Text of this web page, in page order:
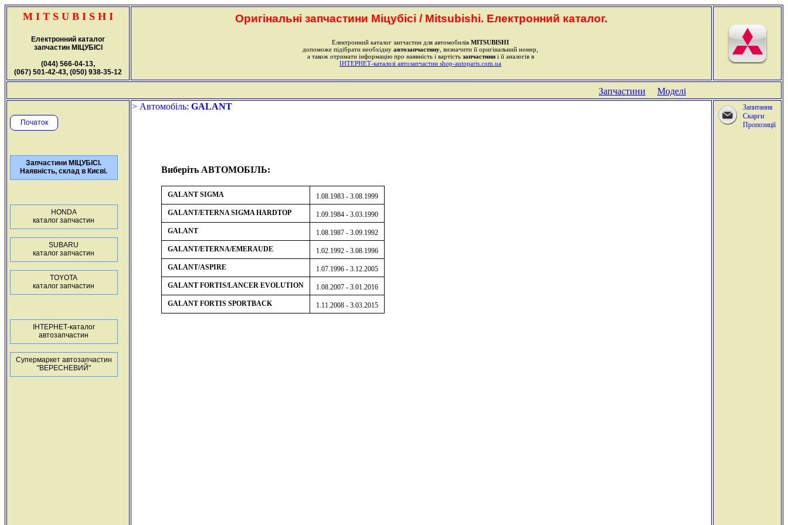
M I T S U B I S H I
Електронний каталог
запчастин МІЦУБІСІ
(044) 566-04-13,
(067) 501-42-43, (050) 938-35-12
Оригінальні запчастини Міцубісі / Mitsubishi. Електронний каталог.
Електронний каталог запчастин для автомобилів MITSUBISHI
допоможе підібрати необхідну автозапчастину , визначити її оригінальний номер,
а також отримати інформацію про наявність і вартість запчастиниі її аналогів в
ІНТЕРНЕТ-каталозі автозапчастин shop-autoparts.com.ua
Запчастини Моделі
Початок
Запчастини МІЦУБІСІ.
Наявність, склад в Києві.
HONDA
каталог запчастин
SUBARU
каталог запчастин
TOYOTA
каталог запчастин
ІНТЕРНЕТ-каталог
автозапчастин
Супермаркет автозапчастин
"ВЕРЕСНЕВИЙ"
> Автомобіль: GALANT
Виберіть АВТОМОБІЛЬ:
GALANT SIGMA
1.08.1983 - 3.08.1999
GALANT/ETERNA SIGMA HARDTOP
1.09.1984 - 3.03.1990
GALANT
1.08.1987 - 3.09.1992
GALANT/ETERNA/EMERAUDE
1.02.1992 - 3.08.1996
GALANT/ASPIRE
1.07.1996 - 3.12.2005
GALANT FORTIS/LANCER EVOLUTION
1.08.2007 - 3.01.2016
GALANT FORTIS SPORTBACK
1.11.2008 - 3.03.2015
Запитання
Скарги
Пропозиції